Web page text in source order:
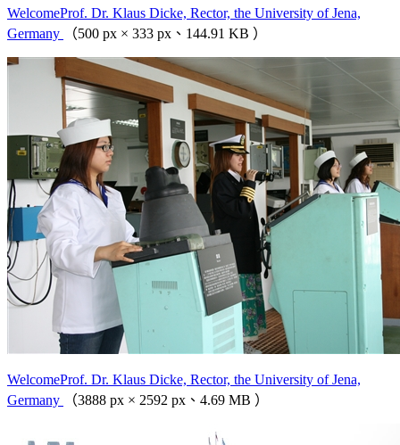
WelcomeProf. Dr. Klaus Dicke, Rector, the University of Jena,
Germany
（500 px × 333 px、144.91 KB ）
WelcomeProf. Dr. Klaus Dicke, Rector, the University of Jena,
Germany
（3888 px × 2592 px、4.69 MB ）